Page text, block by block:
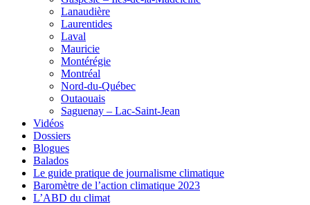
Lanaudière
Laurentides
Laval
Mauricie
Montérégie
Montréal
Nord-du-Québec
Outaouais
Saguenay – Lac-Saint-Jean
Vidéos
Dossiers
Blogues
Balados
Le guide pratique de journalisme climatique
Baromètre de l’action climatique 2023
L’ABD du climat